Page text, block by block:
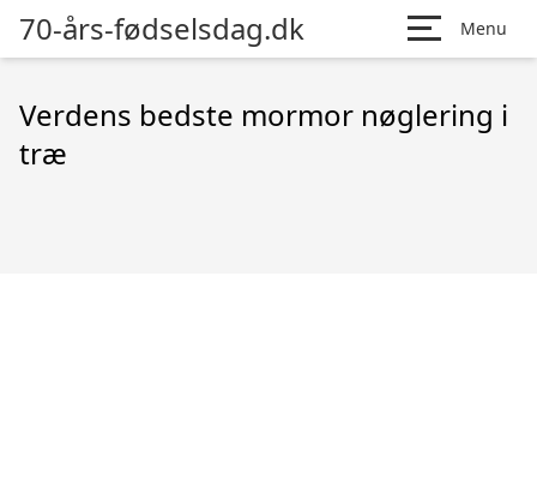
70-års-fødselsdag.dk Menu
Verdens bedste mormor nøglering i
træ